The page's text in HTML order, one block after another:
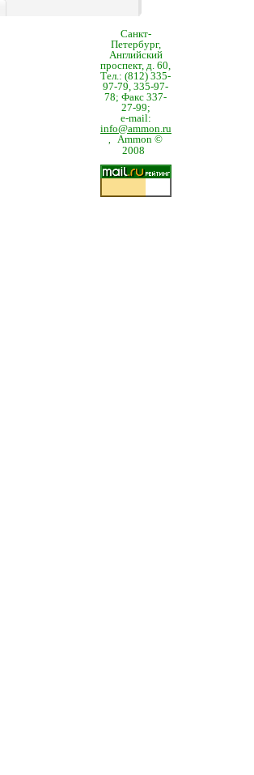
Санкт-
Петербург,
Английский
проспект, д. 60,
Тел.: (812) 335-
97-79, 335-97-
78; Факс 337-
27-99;
e-mail:
info@ammon.ru
Ammon ©
2008